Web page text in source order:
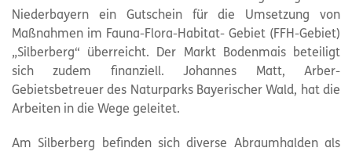
Niederbayern ein Gutschein für die Umsetzung von
Maßnahmen im Fauna-Flora-Habitat- Gebiet (FFH-Gebiet)
„Silberberg“ überreicht. Der Markt Bodenmais beteiligt
sich zudem finanziell. Johannes Matt, Arber-
Gebietsbetreuer des Naturparks Bayerischer Wald, hat die
Arbeiten in die Wege geleitet.
Am Silberberg befinden sich diverse Abraumhalden als